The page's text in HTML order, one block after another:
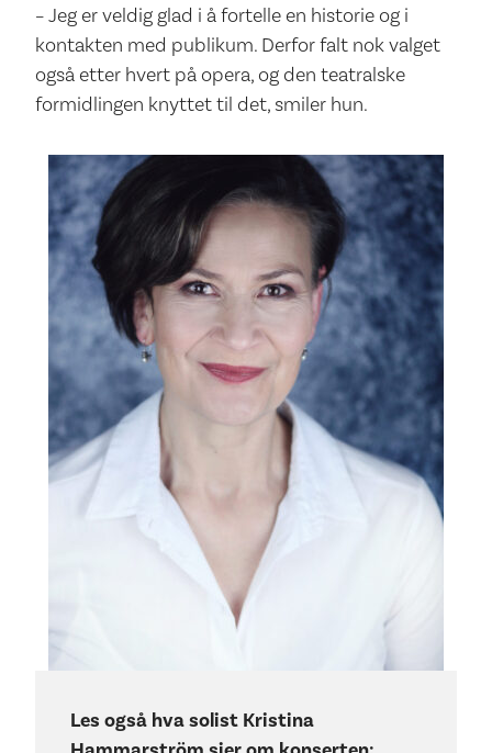
– Jeg er veldig glad i å fortelle en historie og i
kontakten med publikum. Derfor falt nok valget
også etter hvert på opera, og den teatralske
formidlingen knyttet til det, smiler hun.
Les også hva solist Kristina